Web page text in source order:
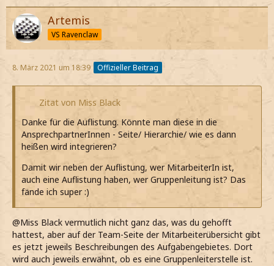
- Wettbewerbskoordinator: Lemira
- Chefredakteur: sasyan
Die Bib hat aktuell keinen offiziellen Teamleiter. Die
Schlichter, Bewerter, das QOK und das Filmdatenprojekt
hat keinen GL, da alle Teammitglieder gleichberechtigt
sind. Das HPPS-Team untersteht den Auroren/FM. Das
Phantastische Webseiten-Team war ursprünglich geplant
als Koordinationsgruppe für die Aktualisierung der Inhalte,
weshalb es sich auch nur als Mitarbeitern gebildet hat.
Artemis
VS Ravenclaw
8. März 2021 um 18:39 Offizieller Beitrag
Zitat von Miss Black
Danke für die Auflistung. Könnte man diese in die
AnsprechpartnerInnen - Seite/ Hierarchie/ wie es dann
heißen wird integrieren?
Damit wir neben der Auflistung, wer MitarbeiterIn ist,
auch eine Auflistung haben, wer Gruppenleitung ist? Das
fände ich super :)
@Miss Black vermutlich nicht ganz das, was du gehofft
hattest, aber auf der Team-Seite der Mitarbeiterübersicht gibt
es jetzt jeweils Beschreibungen des Aufgabengebietes. Dort
wird auch jeweils erwähnt, ob es eine Gruppenleiterstelle ist.